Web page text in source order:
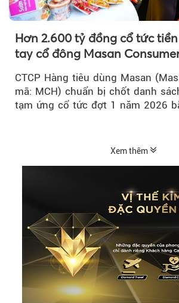
Hơn 2.600 tỷ đồng cổ tức
tay cổ đông Masan
CTCP Hàng tiêu dùng Masan
mã: MCH) chuẩn bị chốt danh
tạm ứng cổ tức đợt 1 năm 2026
Xem thêm